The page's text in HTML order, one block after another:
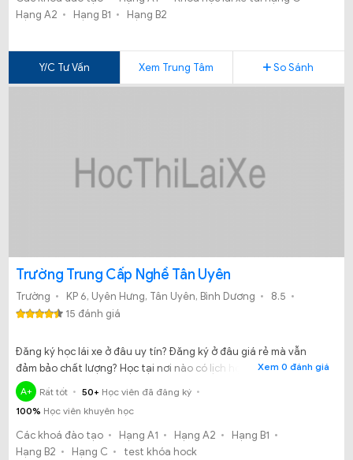
Hạng A2
Hạng B1 Hạng B2
Y/C Tư Vấn Xem Trung Tâm So Sánh
Trường Trung Cấp Nghề Tân Uyên
Trường KP 6, Uyên Hưng, Tân Uyên, Bình Dương
8.5
15 đánh giá
Đăng ký học lái xe ở đâu uy tín? Đăng ký ở đâu giá rẻ mà vẫn
đảm bảo chất lượng? Học tại nơi nào có lịch học, lịch thi và có
bằng sớm, không trễ hạn? Đây là câu hỏi của nhiều người dân
sống tại Bình Dương và các vùng lân cận. Thế bạn đã biết đến
Trường trung cấp nghề Tân Uyên nơi đào tạo lái xe tốt tại Bình
Dương chưa?
Xem 0 đánh giá
A+ Rất tốt 50+ Học viên đã đăng ký
100% Học viên khuyên học
Các khoá đào tạo Hạng A1 Hạng A2
Hạng B1
Hạng B2
Hạng C test khóa hock